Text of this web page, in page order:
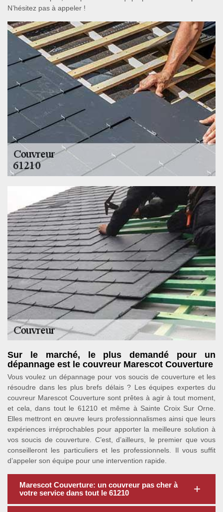
N’hésitez pas à appeler !
Sur le marché, le plus demandé pour un
dépannage est le couvreur Marescot Couverture
Vous voulez un dépannage pour vos soucis de couverture et les
résoudre dans les plus brefs délais ? Les équipes expertes du
couvreur Marescot Couverture sont prêtes à agir à tout moment,
et cela, dans tout le 61210 et même à Sainte Croix Sur Orne.
Elles mettront en œuvre leurs professionnalismes ainsi que leurs
expériences irréprochables pour apporter la meilleure solution à
vos soucis de couverture. C’est, d’ailleurs, le premier que vous
conseilleront les particuliers et les professionnels. Il vous suffit
d’appeler son équipe pour une intervention rapide.
Marescot Couverture: un couvreur pas cher à
votre service dans tout le 61210